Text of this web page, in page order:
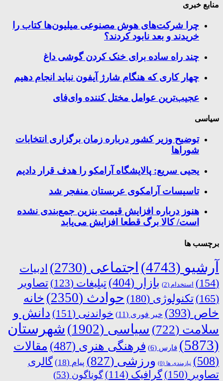
منابع خبری
چرا شرکت‌های هوش مصنوعی میلیون‌ها کتاب را
خریدند و بعد نابود کردند؟
چند راه‌ ساده برای خنک کردن گوشی داغ
چهار کاری که هنگام شارژ آیفون نباید انجام دهیم
عجیب‌ترین عوامل مختل کننده وای‌فای
سیاسی
توضیح وزیر کشور درباره زمان برگزاری انتخابات
شوراها
یحیی سریع: پالایشگاه آرامکو را هدف قرار دادیم
تاسیسات آرامکوی عربستان منفجر شد
هنوز درباره افزایش قیمت بنزین جمع‌بندی نشده
است/ کالا برگ قطعا افزایش می‌یابد
برچسب ها
آرشیو (4743) اجتماعی (2730)
ادبیات
(154)
استخدام (2) بازار (404) تبلیغات (123)
تصاویر
(165)
تکنولوژی (180) حوادث (2350)
خانه
خاص (393) خبر فوری (11) خواندنی (151)
دانش و
سلامت (722) سیاسی (1902)
شهرستان
(5873)
فارس (6) فرهنگی هنری (487)
مقالات
(508)
نیازمندی ها (0) ورزشی (827) پیام (18)
گالری
تصاویر (150) گرافیک (114) گوناگون (53)